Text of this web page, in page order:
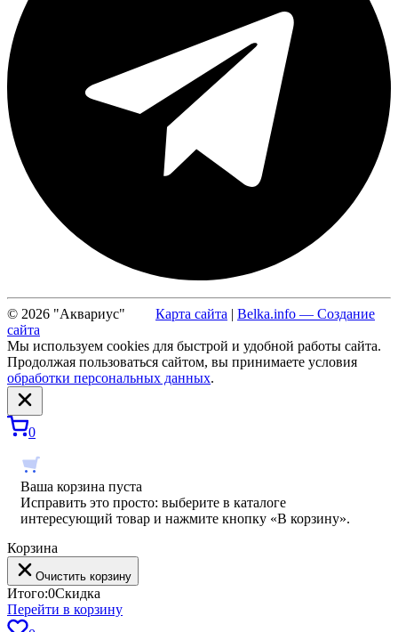
© 2026 "Аквариус" Карта сайта | Belka.info — Создание
сайта
Мы используем cookies для быстрой и удобной работы сайта.
Продолжая пользоваться сайтом, вы принимаете условия
обработки персональных данных.
0
Ваша корзина пуста
Исправить это просто: выберите в каталоге
интересующий товар и нажмите кнопку «В корзину».
Корзина
Очистить корзину
Итого:0Скидка
Перейти в корзину